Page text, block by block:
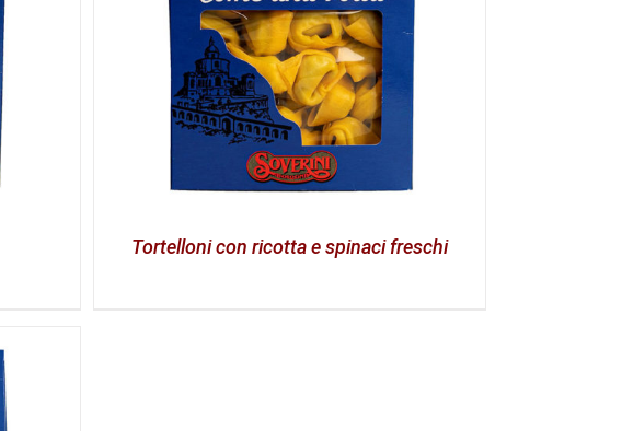
Tortelloni con ricotta e spinaci freschi